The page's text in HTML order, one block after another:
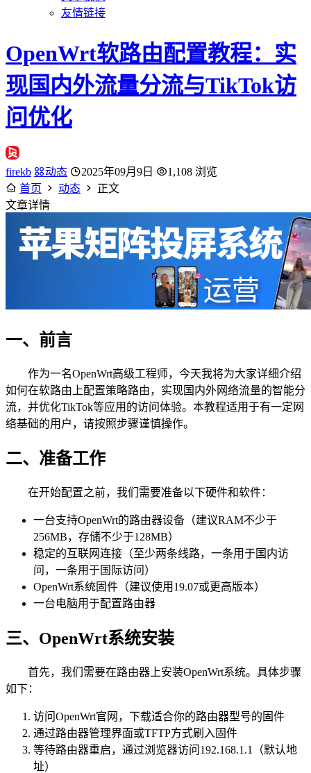
友情链接
OpenWrt软路由配置教程：实
现国内外流量分流与TikTok访
问优化
firekb 动态 2025年09月9日
1,108 浏览
首页
动态
正文
文章详情
一、前言
作为一名OpenWrt高级工程师，今天我将为大家详细介绍
如何在软路由上配置策略路由，实现国内外网络流量的智能分
流，并优化TikTok等应用的访问体验。本教程适用于有一定网
络基础的用户，请按照步骤谨慎操作。
二、准备工作
在开始配置之前，我们需要准备以下硬件和软件：
一台支持OpenWrt的路由器设备（建议RAM不少于
256MB，存储不少于128MB）
稳定的互联网连接（至少两条线路，一条用于国内访
问，一条用于国际访问）
OpenWrt系统固件（建议使用19.07或更高版本）
一台电脑用于配置路由器
三、OpenWrt系统安装
首先，我们需要在路由器上安装OpenWrt系统。具体步骤
如下：
访问OpenWrt官网，下载适合你的路由器型号的固件
通过路由器管理界面或TFTP方式刷入固件
等待路由器重启，通过浏览器访问192.168.1.1（默认地
址）